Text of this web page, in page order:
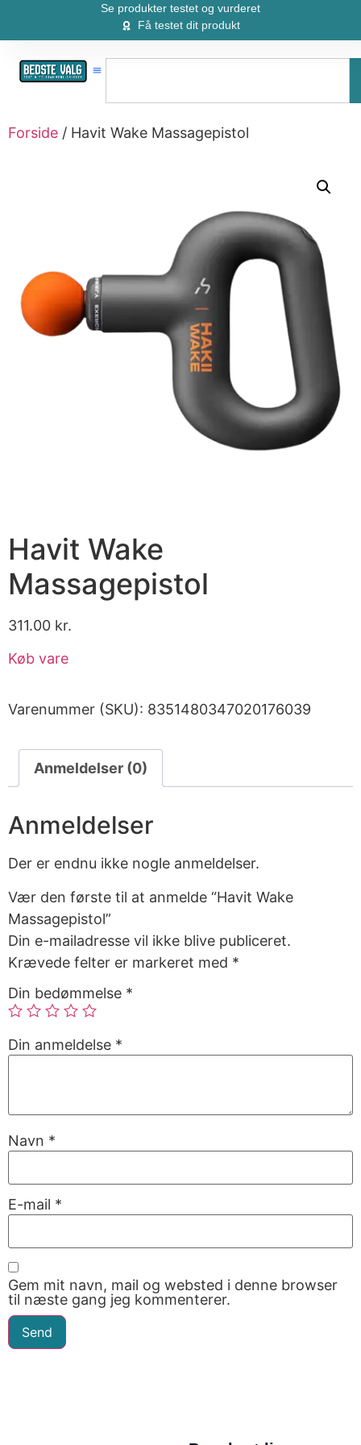
Se produkter testet og vurderet
Få testet dit produkt
Forside / Havit Wake Massagepistol
Havit Wake
Massagepistol
311.00 kr.
Køb vare
Varenummer (SKU): 8351480347020176039
Anmeldelser (0)
Anmeldelser
Der er endnu ikke nogle anmeldelser.
Vær den første til at anmelde “Havit Wake
Massagepistol”
Din e-mailadresse vil ikke blive publiceret.
Krævede felter er markeret med *
Din bedømmelse *
Din anmeldelse *
Navn *
E-mail *
Gem mit navn, mail og websted i denne browser
til næste gang jeg kommenterer.